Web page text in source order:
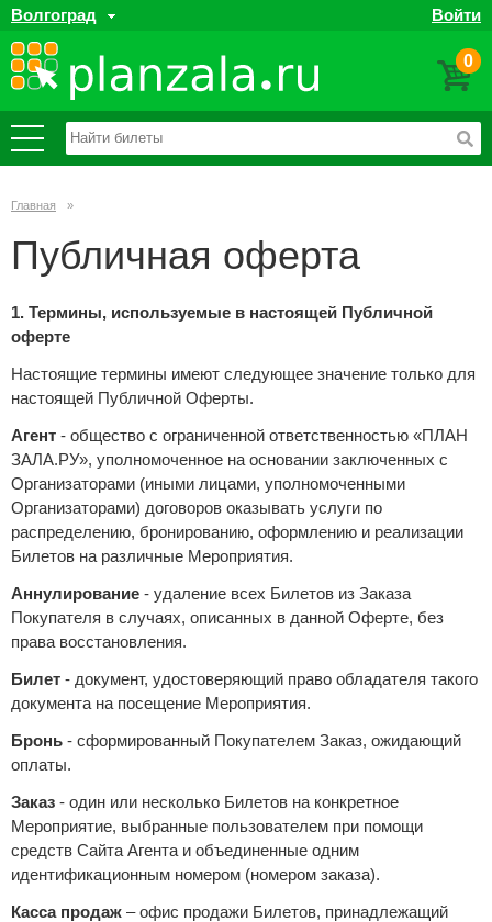
Волгоград Войти
0
Главная »
Публичная оферта
1. Термины, используемые в настоящей Публичной
оферте
Настоящие термины имеют следующее значение только для
настоящей Публичной Оферты.
Агент - общество с ограниченной ответственностью «ПЛАН
ЗАЛА.РУ», уполномоченное на основании заключенных с
Организаторами (иными лицами, уполномоченными
Организаторами) договоров оказывать услуги по
распределению, бронированию, оформлению и реализации
Билетов на различные Мероприятия.
Аннулирование - удаление всех Билетов из Заказа
Покупателя в случаях, описанных в данной Оферте, без
права восстановления.
Билет - документ, удостоверяющий право обладателя такого
документа на посещение Мероприятия.
Бронь - сформированный Покупателем Заказ, ожидающий
оплаты.
Заказ - один или несколько Билетов на конкретное
Мероприятие, выбранные пользователем при помощи
средств Сайта Агента и объединенные одним
идентификационным номером (номером заказа).
Касса продаж – офис продажи Билетов, принадлежащий